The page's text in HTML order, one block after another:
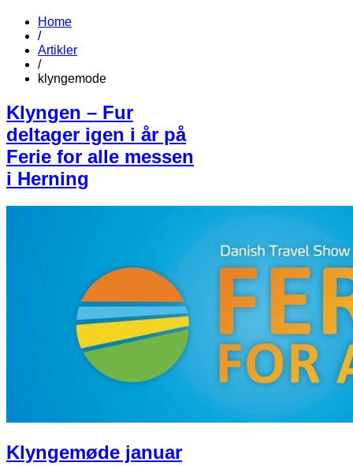
Home
/
Artikler
/
klyngemode
Klyngen – Fur
deltager igen i år på
Ferie for alle messen
i Herning
Klyngemøde januar